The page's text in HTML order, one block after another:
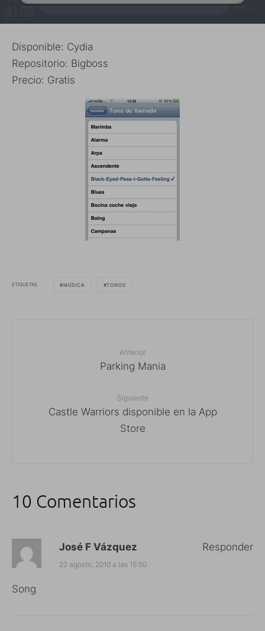
Disponible: Cydia
Repositorio: Bigboss
Precio: Gratis
ETIQUETAS MÚSICA TONOS
Anterior
Parking Mania
Siguiente
Castle Warriors disponible en la App
Store
10 Comentarios
José F Vázquez
22 agosto, 2010 a las 15:50
Song
Responder